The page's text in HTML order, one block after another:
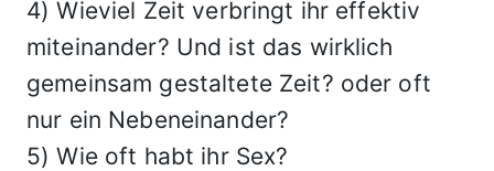
4) Wieviel Zeit verbringt ihr effektiv
miteinander? Und ist das wirklich
gemeinsam gestaltete Zeit? oder oft
nur ein Nebeneinander?
5) Wie oft habt ihr Sex?